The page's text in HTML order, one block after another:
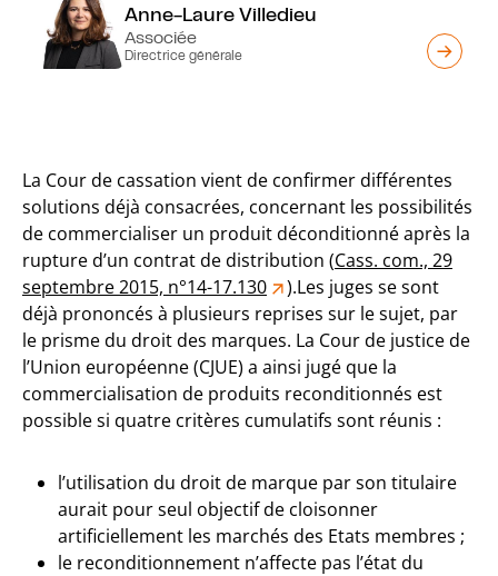
Anne-Laure Villedieu
Associée
Directrice générale
La Cour de cassation vient de confirmer différentes
solutions déjà consacrées, concernant les possibilités
de commercialiser un produit déconditionné après la
rupture d’un contrat de distribution (Cass. com., 29
septembre 2015, n°14-17.130
).Les juges se sont
déjà prononcés à plusieurs reprises sur le sujet, par
le prisme du droit des marques. La Cour de justice de
l’Union européenne (CJUE) a ainsi jugé que la
commercialisation de produits reconditionnés est
possible si quatre critères cumulatifs sont réunis :
l’utilisation du droit de marque par son titulaire
aurait pour seul objectif de cloisonner
artificiellement les marchés des Etats membres ;
le reconditionnement n’affecte pas l’état du